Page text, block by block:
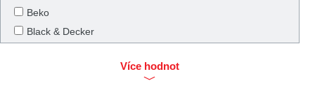
Beko
Black & Decker
Více hodnot